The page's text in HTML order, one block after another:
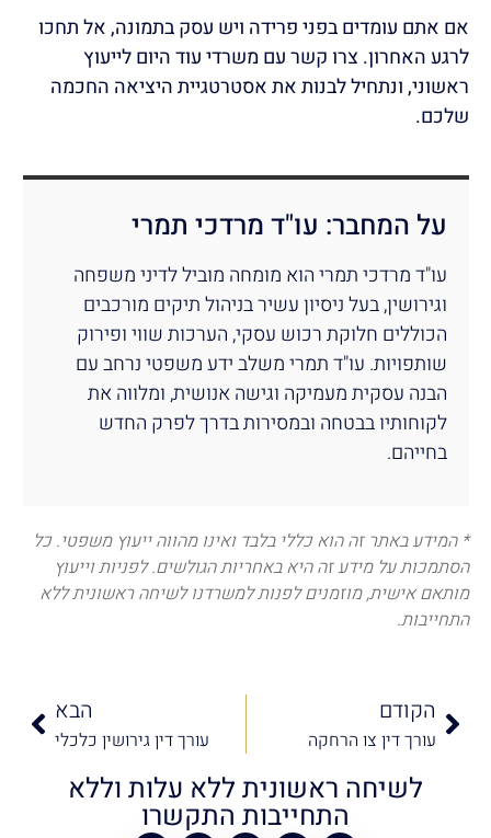
אם אתם עומדים בפני פרידה ויש עסק בתמונה, אל תחכו
לרגע האחרון. צרו קשר עם משרדי עוד היום לייעוץ
ראשוני, ונתחיל לבנות את אסטרטגיית היציאה החכמה
שלכם.
על המחבר: עו"ד מרדכי תמרי
עו"ד מרדכי תמרי הוא מומחה מוביל לדיני משפחה
וגירושין, בעל ניסיון עשיר בניהול תיקים מורכבים
הכוללים חלוקת רכוש עסקי, הערכות שווי ופירוק
שותפויות. עו"ד תמרי משלב ידע משפטי נרחב עם
הבנה עסקית מעמיקה וגישה אנושית, ומלווה את
לקוחותיו בבטחה ובמסירות בדרך לפרק החדש
בחייהם.
* המידע באתר זה הוא כללי בלבד ואינו מהווה ייעוץ משפטי. כל
הסתמכות על מידע זה היא באחריות הגולשים. לפניות וייעוץ
מותאם אישית, מוזמנים לפנות למשרדנו לשיחה ראשונית ללא
התחייבות.
הקודם
עורך דין צו הרחקה
הבא
עורך דין גירושין כלכלי
לשיחה ראשונית ללא עלות וללא
התחייבות התקשרו